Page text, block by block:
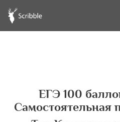
ЕГЭ 100
Самостоятельная